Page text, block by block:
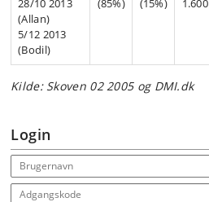
28/10 2013
(Allan)
5/12 2013
(Bodil)
(85%) (15%) 1.600
Kilde: Skoven 02 2005 og DMI.dk
Login
Email address
Adgangskode